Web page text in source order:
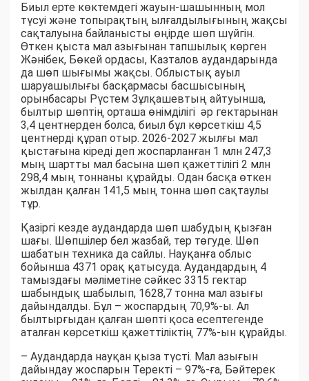
Биыл ерте көктемдегі жауын-шашынның мол
түсуі және топырақтың ылғалдылығының жақсы
сақталуына байланысты өңірде шөп шүйгін.
Өткен қыста мал азығынан тапшылық көрген
Жәнібек, Бөкей ордасы, Казталов аудандарында
да шөп шығымы жақсы. Облыстық ауыл
шаруашылығы басқармасы басшысының
орынбасары Рүстем Зұлқашевтың айтуынша,
былтыр шөптің орташа өнімділігі әр гектарынан
3,4 центнерден болса, биыл бұл көрсеткіш 4,5
центнерді құрап отыр. 2026-2027 жылғы мал
қыстағына кіреді деп жоспарланған 1 млн 247,3
мың шартты мал басына шөп қажеттілігі 2 млн
298,4 мың тоннаны құрайды. Одан басқа өткен
жылдан қалған 141,5 мың тонна шөп сақтаулы
тұр.
Қазіргі кезде аудандарда шөп шабудың қызған
шағы. Шөпшілер бел жазбай, тер төгуде. Шөп
шабатын техника да сайлы. Науқанға облыс
бойынша 4371 орақ қатысуда. Аудандардың 4
тамыздағы мәліметіне сәйкес 3315 гектар
шабындық шабылып, 1628,7 тонна мал азығы
дайындалды. Бұл – жоспардың 70,9%-ы. Ал
былтырғыдан қалған шөпті қоса есептегенде
аталған көрсеткіш қажеттіліктің 77%-ын құрайды.
– Аудандарда науқан қыза түсті. Мал азығын
дайындау жоспарын Теректі – 97%-ға, Бәйтерек